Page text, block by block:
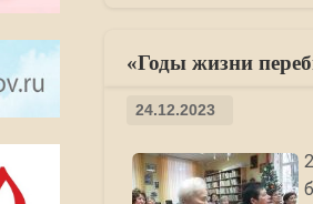
«Годы жизни
24.12.2023